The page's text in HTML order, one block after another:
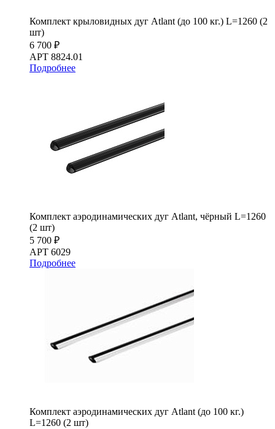
Комплект крыловидных дуг Atlant (до 100 кг.) L=1260 (2
шт)
6 700 ₽
АРТ 8824.01
Подробнее
Комплект аэродинамических дуг Atlant, чёрный L=1260
(2 шт)
5 700 ₽
АРТ 6029
Подробнее
Комплект аэродинамических дуг Atlant (до 100 кг.)
L=1260 (2 шт)